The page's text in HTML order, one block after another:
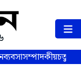
ব্যবসাসম্পাদকীয়